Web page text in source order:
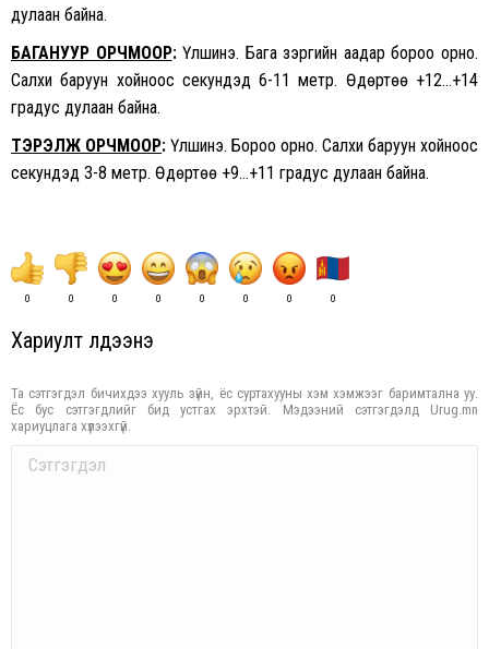
дулаан байна.
БАГАНУУР ОРЧМООР:Үүлшинэ. Бага зэргийн аадар бороо орно.
Салхи баруун хойноос секундэд 6-11 метр. Өдөртөө +12…+14
градус дулаан байна.
ТЭРЭЛЖ ОРЧМООР: Үүлшинэ. Бороо орно. Салхи баруун хойноос
секундэд 3-8 метр. Өдөртөө +9…+11 градус дулаан байна.
0 0 0 0 0 0 0 0
Хариулт үлдээнэ үү
Та сэтгэгдэл бичихдээ хууль зүйн, ёс суртахууны хэм хэмжээг баримтална уу.
Ёс бус сэтгэгдлийг бид устгах эрхтэй. Мэдээний сэтгэгдэлд Urug.mn
хариуцлага хүлээхгүй.
Comment